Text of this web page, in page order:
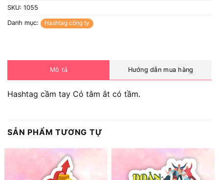
SKU: 1055
Danh mục: Hashtag công ty
Mô tả Hướng dẫn mua hàng
Hashtag cầm tay Có tâm ắt có tầm.
SẢN PHẨM TƯƠNG TỰ